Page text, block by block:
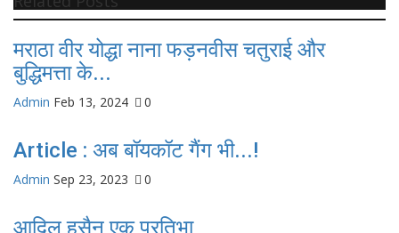
मराठा वीर योद्धा नाना फड़नवीस चतुराई और
बुद्धिमत्ता के...
Admin Feb 13, 2024 0
Article : अब बॉयकॉट गैंग भी...!
Admin Sep 23, 2023 0
आदिल हुसैन एक प्रतिभा